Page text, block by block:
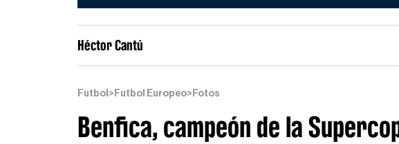
Héctor Cantú
Futbol > Futbol Europeo> Fotos
Benfica, campeón de la